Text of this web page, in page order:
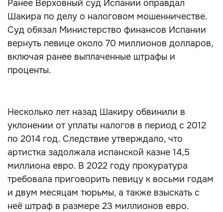
Ранее Верховный суд Испании оправдал
Шакира по делу о налоговом мошенничестве.
Cуд обязал Министерство финансов Испании
вернуть певице около 70 миллионов долларов,
включая ранее выплаченные штрафы и
проценты.
Несколько лет назад Шакиру обвинили в
уклонении от уплаты налогов в период с 2012
по 2014 год. Следствие утверждало, что
артистка задолжала испанской казне 14,5
миллиона евро. В 2022 году прокуратура
требовала приговорить певицу к восьми годам
и двум месяцам тюрьмы, а также взыскать с
неё штраф в размере 23 миллионов евро.